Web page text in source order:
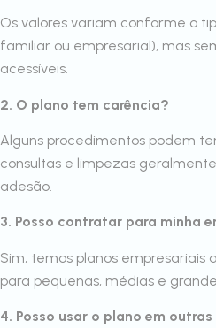
Os valores variam conforme o
familiar ou empresarial), mas
acessíveis.
2. O plano tem carência?
Alguns procedimentos podem
consultas e limpezas
adesão.
3. Posso contratar para minha
Sim, temos planos empresariais
para pequenas, médias e
4. Posso usar o plano em